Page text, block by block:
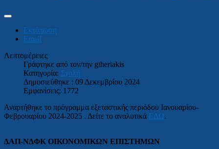
Εκτύπωση
Email
Λεπτομέρειες
Γράφτηκε από τον/την gtheriakis
Κατηγορία: Σχολή
Δημοσιεύθηκε : 09 Δεκεμβρίου 2024
Εμφανίσεις: 1772
Αναρτήθηκε το πρόγραμμα εξεταστικής περιόδου Ιανουαρίου-
Φεβρουαρίου 2024-2025 . Δείτε το αναλυτικά ΕΔΩ.
ΔΑΠ-ΝΔΦΚ ΟΙΚΟΝΟΜΙΚΩΝ ΕΠΙΣΤΗΜΩΝ